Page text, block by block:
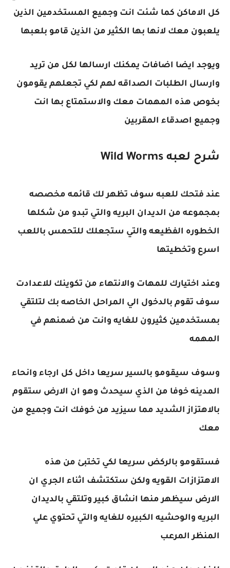
كل الاماكن كما شئت انت وجميع المستخدمين الذين
يلعبون معك لانها بها الكثير من الذين قامو بلعبها
ويوجد ايضا اضافات يمكنك ارسالها لكل من تريد
وارسال الطلبات الصداقه لهم لكي تجعلهم يقومون
بخوص هذه المهمات معك والاستمتاع بها انت
وجميع اصدقاء المقربين
شرح لعبه Wild Worms
عند فتحك للعبه سوف تظهر لك قائمه مخصصه
بمجموعه من الديدان البريه والتي تبدو من شكلها
الخطوره الفظيعه والتي ستجعلك للتحمس باللعب
اسرع وتخطيتها
وعند اختيارك للمهات والانتهاء من تكوينك للاعدادت
سوف تقوم بالدخول الي المراحل الخاصه بك لتلتقي
بمستخدمين كثيرون للغايه وانت من ضمنهم في
المهمه
وسوف سيقومو بالسير سريعا داخل كل ارجاء وانحاء
المدينه خوفا من الذي سيحدث وهو ان الارض ستقوم
بالاهتزاز الشديد مما سيزيد من خوفك انت وجميع من
معك
فستقومو بالركض سريعا لكي تختبئ من هذه
الاهتزازات القويه ولكن ستكتشف اثناء الجري ان
الارض سيظهر منها انشاق كبير وتلتقي بالديدان
البريه والوحشيه الكبيره للغايه والتي تحتوي علي
المنظر المرعب